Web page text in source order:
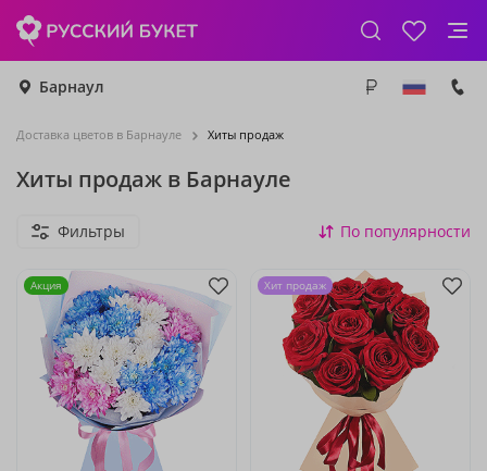
Барнаул
Доставка цветов в Барнауле Хиты продаж
Хиты продаж в Барнауле
Фильтры По популярности
Акция Хит продаж